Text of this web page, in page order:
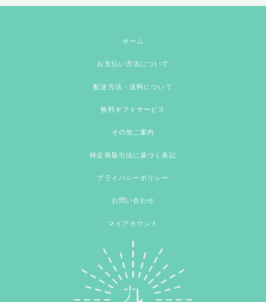
ホーム
お支払い方法について
配送方法・送料について
無料ギフトサービス
その他ご案内
特定商取引法に基づく表記
プライバシーポリシー
お問い合わせ
マイアカウント